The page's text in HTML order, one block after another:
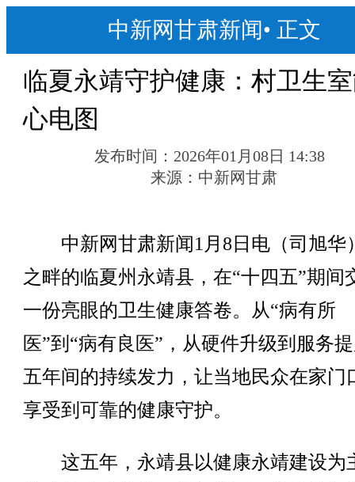
中新网甘肃新闻• 正文
临夏永靖守护健康：村卫生
心电图
发布时间： 2026年01月08日 14:38
来源： 中新网甘肃
中新网甘肃新闻1月8日电（司旭华
之畔的临夏州永靖县，在“十四五”期间
一份亮眼的卫生健康答卷。从“病有所
医”到“病有良医”，从硬件升级到服务
五年间的持续发力，让当地民众在家门
享受到可靠的健康守护。
这五年，永靖县以健康永靖建设为